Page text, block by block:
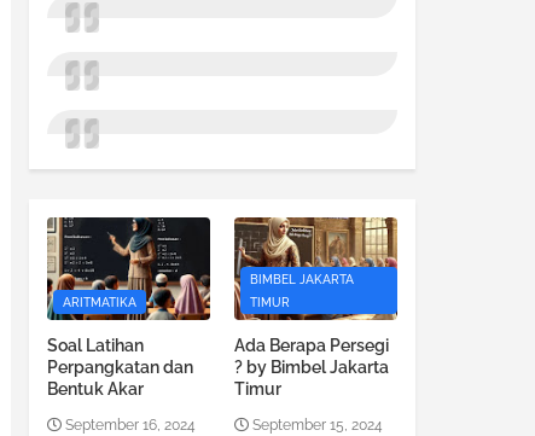
ARITMATIKA
Soal Latihan
Perpangkatan dan
Bentuk Akar
September 16, 2024
BIMBEL JAKARTA
TIMUR
Ada Berapa Persegi
? by Bimbel Jakarta
Timur
September 15, 2024